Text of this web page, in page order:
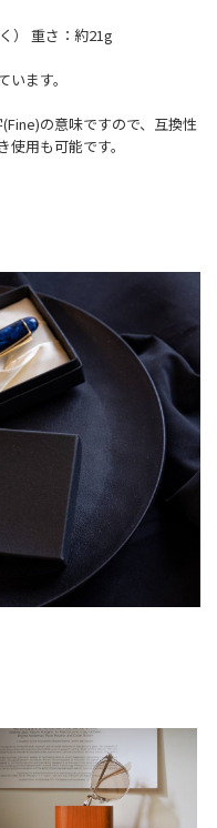
） 重さ：約21g
ます。
の意味ですので、互換性
用も可能です。